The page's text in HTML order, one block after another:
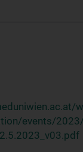
events/2023/